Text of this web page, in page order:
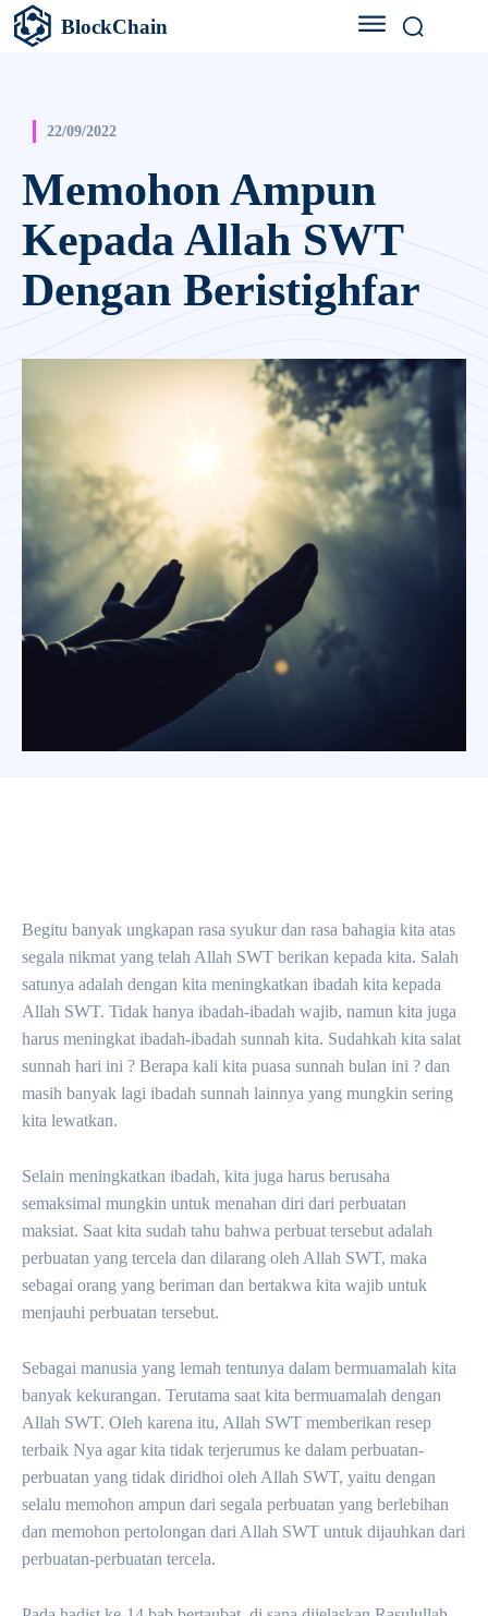
BlockChain
22/09/2022
Memohon Ampun
Kepada Allah SWT
Dengan Beristighfar
Begitu banyak ungkapan rasa syukur dan rasa bahagia kita atas
segala nikmat yang telah Allah SWT berikan kepada kita. Salah
satunya adalah dengan kita meningkatkan ibadah kita kepada
Allah SWT. Tidak hanya ibadah-ibadah wajib, namun kita juga
harus meningkat ibadah-ibadah sunnah kita. Sudahkah kita salat
sunnah hari ini ? Berapa kali kita puasa sunnah bulan ini ? dan
masih banyak lagi ibadah sunnah lainnya yang mungkin sering
kita lewatkan.
Selain meningkatkan ibadah, kita juga harus berusaha
semaksimal mungkin untuk menahan diri dari perbuatan
maksiat. Saat kita sudah tahu bahwa perbuat tersebut adalah
perbuatan yang tercela dan dilarang oleh Allah SWT, maka
sebagai orang yang beriman dan bertakwa kita wajib untuk
menjauhi perbuatan tersebut.
Sebagai manusia yang lemah tentunya dalam bermuamalah kita
banyak kekurangan. Terutama saat kita bermuamalah dengan
Allah SWT. Oleh karena itu, Allah SWT memberikan resep
terbaik Nya agar kita tidak terjerumus ke dalam perbuatan-
perbuatan yang tidak diridhoi oleh Allah SWT, yaitu dengan
selalu memohon ampun dari segala perbuatan yang berlebihan
dan memohon pertolongan dari Allah SWT untuk dijauhkan dari
perbuatan-perbuatan tercela.